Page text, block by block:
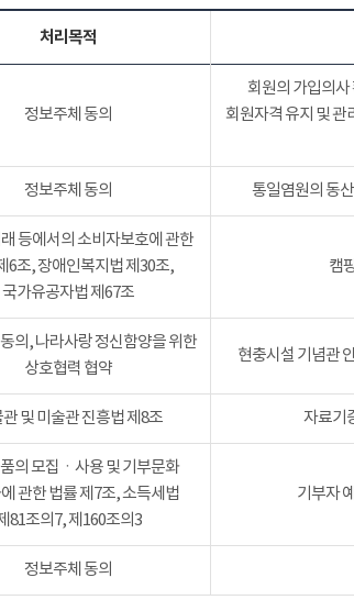
처리목적
정보주체 동의
회원의 가입의
회원자격 유지 및 관
정보주체 동의 통일염원의 동
등에서의 소비자보호에 관한
6조, 장애인복지법 제30조,
국가유공자법 제67조
캠
의, 나라사랑 정신함양을 위한
상호협력 협약
현충시설 기념관
및 미술관 진흥법 제8조 자료기
의 모집ㆍ사용 및 기부문화
관한 법률 제7조, 소득세법
81조의7, 제160조의3
기부자
정보주체 동의